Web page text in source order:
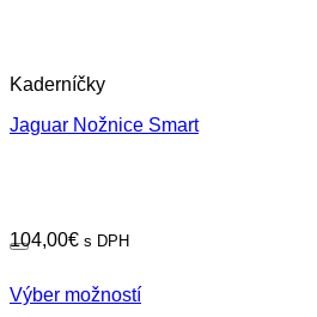
Kaderníčky
Jaguar Nožnice Smart
104,00€ s DPH
Výber možností